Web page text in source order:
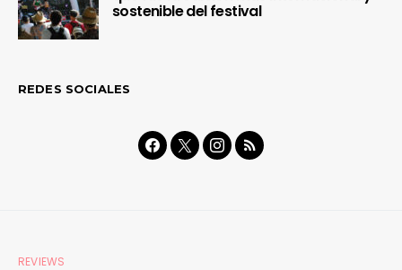
sostenible del festival
REDES SOCIALES
REVIEWS